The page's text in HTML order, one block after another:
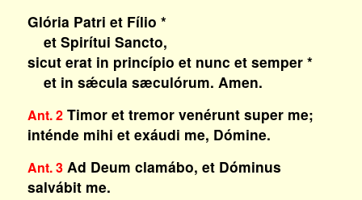
Glória Patri et Fílio *
et Spirítui Sancto,
sicut erat in princípio et nunc et semper *
et in sǽcula sæculórum. Amen.
Ant. 2Timor et tremor venérunt super me;
inténde mihi et exáudi me, Dómine.
Ant. 3Ad Deum clamábo, et Dóminus
salvábit me.